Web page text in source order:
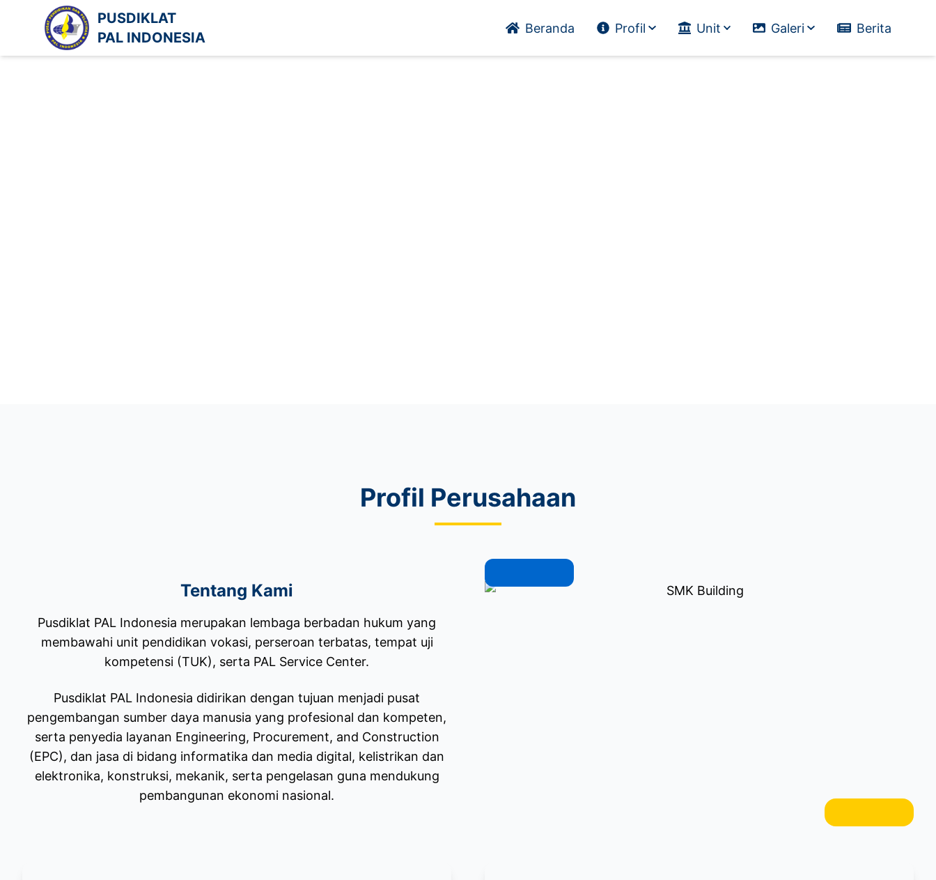
PUSDIKLAT
PAL INDONESIA
Beranda Profil Unit Galeri Berita
Profil Perusahaan
Tentang Kami
Pusdiklat PAL Indonesia merupakan lembaga berbadan hukum yang
membawahi unit pendidikan vokasi, perseroan terbatas, tempat uji
kompetensi (TUK), serta PAL Service Center.
Pusdiklat PAL Indonesia didirikan dengan tujuan menjadi pusat
pengembangan sumber daya manusia yang profesional dan kompeten,
serta penyedia layanan Engineering, Procurement, and Construction
(EPC), dan jasa di bidang informatika dan media digital, kelistrikan dan
elektronika, konstruksi, mekanik, serta pengelasan guna mendukung
pembangunan ekonomi nasional.